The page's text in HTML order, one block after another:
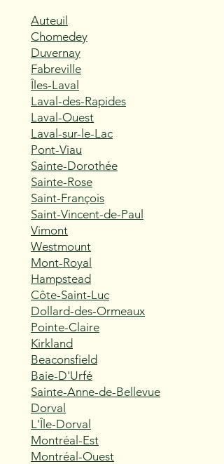
Auteuil
Chomedey
Duvernay
Fabreville
Îles-Laval
Laval-des-Rapides
Laval-Ouest
Laval-sur-le-Lac
Pont-Viau
Sainte-Dorothée
Sainte-Rose
Saint-François
Saint-Vincent-de-Paul
Vimont
Westmount
Mont-Royal
Hampstead
Côte-Saint-Luc
Dollard-des-Ormeaux
Pointe-Claire
Kirkland
Beaconsfield
Baie-D'Urfé
Sainte-Anne-de-Bellevue
Dorval
L'Île-Dorval
Montréal-Est
Montréal-Ouest